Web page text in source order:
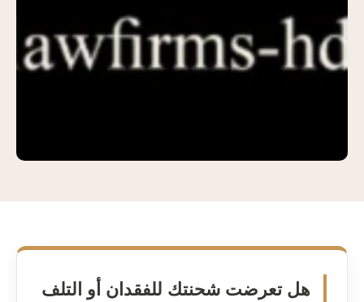
هل تعرضت شحنتك للفقدان أو التلف